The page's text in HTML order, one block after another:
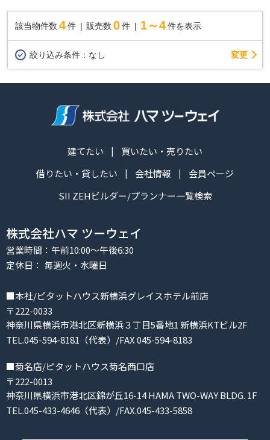
該当物件数 4件 販売数 0 件 1～4 件を表示
絞り込み条件： なし 変更
建てたい
買いたい・売りたい
借りたい・貸したい
会社情報
会員ページ
SII ZEHビルダー/プランナー一覧検索
株式会社ハマ ツーウェイ
営業時間：午前10:00～午後6:30
定休日： 毎週火・水曜日
■本社/ピタットハウス新横浜グレイスホテル前店
〒222-0033
神奈川県横浜市港北区新横浜３丁目5番地1 新横浜KTビル2F
TEL.045-594-8181（代表）/FAX 045-594-8183
■菊名店/ピタットハウス菊名西口店
〒222-0013
神奈川県横浜市港北区錦が丘16-14 HAMA TWO-WAY BLDG. 1F
TEL.045-433-4646（代表）/FAX.045-433-5858